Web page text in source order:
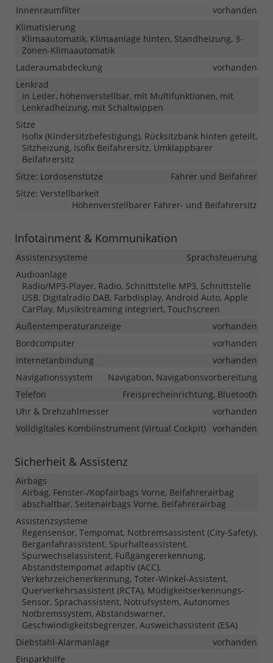
Innenraumfilter
vorhanden
Klimatisierung
Klimaautomatik, Klimaanlage hinten, Standheizung, 3-
Zonen-Klimaautomatik
Laderaumabdeckung
vorhanden
Lenkrad
in Leder, höhenverstellbar, mit Multifunktionen, mit
Lenkradheizung, mit Schaltwippen
Sitze
Isofix (Kindersitzbefestigung), Rücksitzbank hinten geteilt,
Sitzheizung, Isofix Beifahrersitz, Umklappbarer
Beifahrersitz
Sitze: Lordosenstütze
Fahrer und Beifahrer
Sitze: Verstellbarkeit
Höhenverstellbarer Fahrer- und Beifahrersitz
Infotainment & Kommunikation
Assistenzsysteme
Sprachsteuerung
Audioanlage
Radio/MP3-Player, Radio, Schnittstelle MP3, Schnittstelle
USB, Digitalradio DAB, Farbdisplay, Android Auto, Apple
CarPlay, Musikstreaming integriert, Touchscreen
Außentemperaturanzeige
vorhanden
Bordcomputer
vorhanden
Internetanbindung
vorhanden
Navigationssystem
Navigation, Navigationsvorbereitung
Telefon
Freisprecheinrichtung, Bluetooth
Uhr & Drehzahlmesser
vorhanden
Volldigitales Kombiinstrument (Virtual Cockpit) vorhanden
Sicherheit & Assistenz
Airbags
Airbag, Fenster-/Kopfairbags Vorne, Beifahrerairbag
abschaltbar, Seitenairbags Vorne, Beifahrerairbag
Assistenzsysteme
Regensensor, Tempomat, Notbremsassistent (City-Safety),
Berganfahrassistent, Spurhalteassistent,
Spurwechselassistent, Fußgängererkennung,
Abstandstempomat adaptiv (ACC),
Verkehrzeichenerkennung, Toter-Winkel-Assistent,
Querverkehrsassistent (RCTA), Müdigkeitserkennungs-
Sensor, Sprachassistent, Notrufsystem, Autonomes
Notbremssystem, Abstandswarner,
Geschwindigkeitsbegrenzer, Ausweichassistent (ESA)
Diebstahl-Alarmanlage
vorhanden
Einparkhilfe